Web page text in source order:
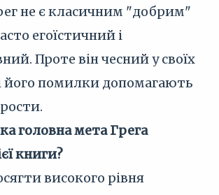
не є класичним "добрим"
егоїстичний і
Проте він чесний у своїх
його помилки допомагають
головна мета Грега
книги?
високого рівня